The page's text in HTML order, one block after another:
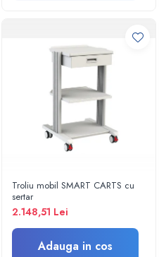
Diapazon
Set ORL/Oftalmo
Lampi examinare
Testare reflexe
Lampi cu infrarosu
Electroencefalografe
Stetoscoape
Tensiometre
Oftalmoscoape
Otoscoape
Troliu mobil SMART CARTS cu
sertar
2.148,51 Lei
Adauga in cos